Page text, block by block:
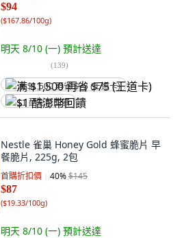
$94
($167.86/100g)
明天 8/10 (一) 預計送達
(139)
满 $1,500 再省 $75 (王道卡)
$1 酷澎幣回饋
Nestle 雀巢 Honey Gold 蜂蜜脆片 早
餐脆片, 225g, 2包
首購折扣價 40%$145
$87
($19.33/100g)
明天 8/10 (一) 預計送達